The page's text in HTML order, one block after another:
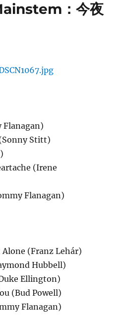
案
：今夜
Flanagan)
Stitt)
(Irene
Flanagan)
Alone (Franz Lehár)
Hubbell)
Ellington)
(Bud Powell)
Flanagan)